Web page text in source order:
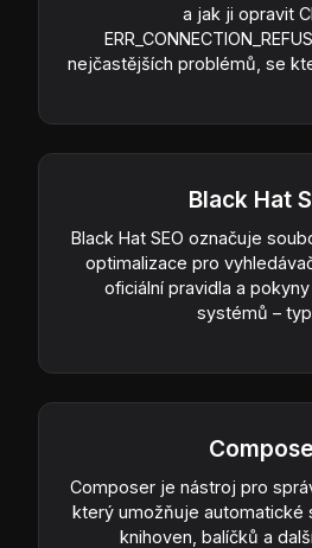
a jak ji opravit
nejčastějších problémů, se
Black Hat
Black Hat SEO označuje
optimalizace pro
oficiální pravidla a
systémů –
Composer je nástroj pro
který umožňuje automatické
knihoven, balíčků a